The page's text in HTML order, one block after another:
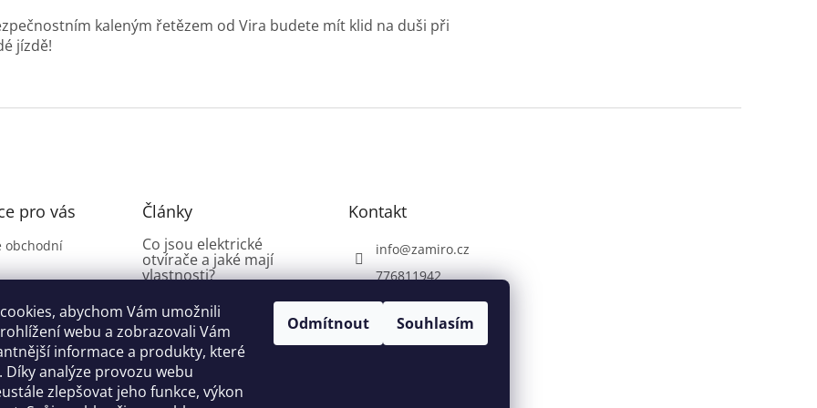
abychom Vám umožnili
webu a zobrazovali Vám
informace a produkty, které
Díky analýze provozu webu
zlepšovat jeho funkce, výkon
Odmítnout Souhlasím
kaleným řetězem od Vira budete mít klid na duši při
jízdě!
pro vás
obchodní
řád
platba
Články
Co jsou elektrické
otvírače a jaké mají
vlastnosti?
18.5.2024
Visací zámky pro kalené
řetězy: jaké by měly mít
vlastnosti?
24.4.2024
Kontakt
info@zamiro.cz
776811942